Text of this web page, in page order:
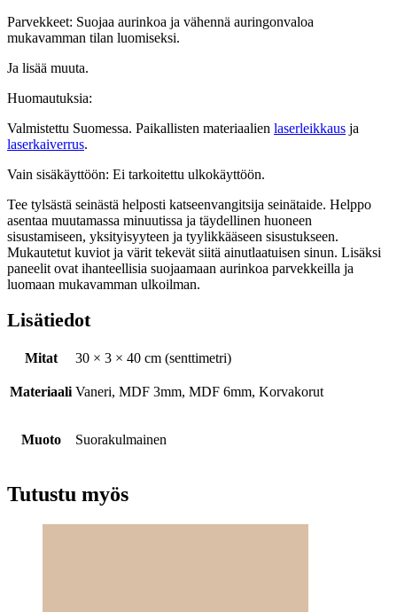
Parvekkeet: Suojaa aurinkoa ja vähennä auringonvaloa
mukavamman tilan luomiseksi.
Ja lisää muuta.
Huomautuksia:
Valmistettu Suomessa. Paikallisten materiaalien laserleikkaus ja
laserkaiverrus.
Vain sisäkäyttöön: Ei tarkoitettu ulkokäyttöön.
Tee tylsästä seinästä helposti katseenvangitsija seinätaide. Helppo
asentaa muutamassa minuutissa ja täydellinen huoneen
sisustamiseen, yksityisyyteen ja tyylikkääseen sisustukseen.
Mukautetut kuviot ja värit tekevät siitä ainutlaatuisen sinun. Lisäksi
paneelit ovat ihanteellisia suojaamaan aurinkoa parvekkeilla ja
luomaan mukavamman ulkoilman.
Lisätiedot
Mitat 30 × 3 × 40 cm (senttimetri)
Materiaali Vaneri, MDF 3mm, MDF 6mm, Korvakorut
Muoto Suorakulmainen
Tutustu myös